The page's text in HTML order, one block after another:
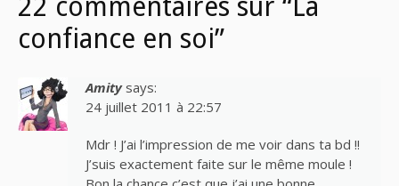
22 commentaires sur “La
confiance en soi”
Amity says:
24 juillet 2011 à 22:57
Mdr ! J’ai l’impression de me voir dans ta bd !!
J’suis exactement faite sur le même moule !